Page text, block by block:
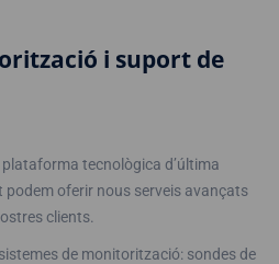
i suport de
tecnològica d’última
oferir nous serveis avançats
clients.
de monitorització: sondes de